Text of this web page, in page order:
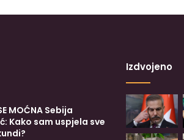
MOĆNA Sebija
Kako sam uspjela sve
Izdvojeno